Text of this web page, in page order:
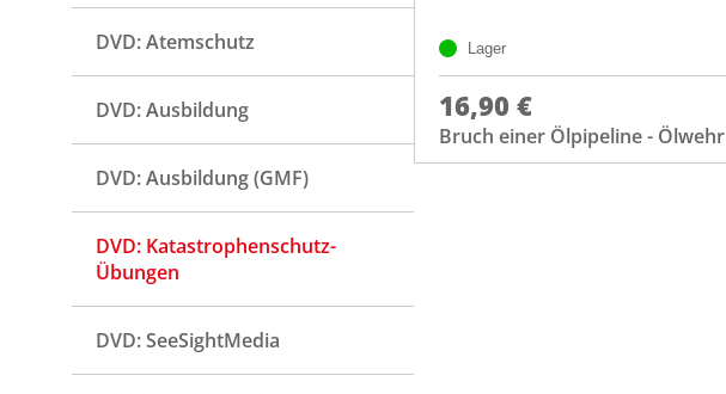
DVD: Atemschutz
DVD: Ausbildung
DVD: Ausbildung (GMF)
DVD: Katastrophenschutz-
Übungen
DVD: SeeSightMedia
Lager
16,90 €
Bruch einer Ölpipeline - Ölwehr